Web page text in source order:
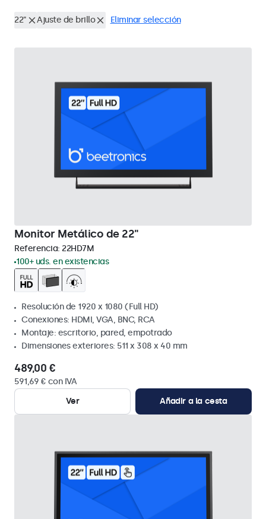
22" Ajuste de brillo Eliminar selección
Monitor Metálico de 22"
Referencia: 22HD7M
100+ uds. en existencias
Resolución de 1920 x 1080 (Full HD)
Conexiones: HDMI, VGA, BNC, RCA
Montaje: escritorio, pared, empotrado
Dimensiones exteriores: 511 x 308 x 40 mm
489,00 €
591,69 € con IVA
Ver
Añadir a la cesta